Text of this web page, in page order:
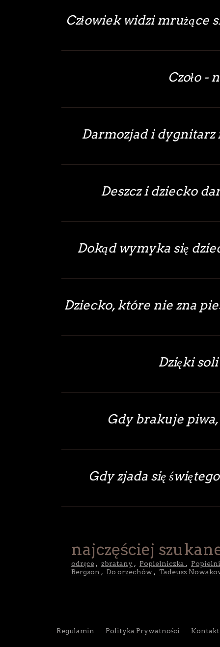
Człowiek widzi mrużące
Czoło -
Darmozjad i dygnitarz
Deszcz i dziecko
Dokąd wymyka się
Dziecko, które nie zna
Dzięki
Gdy brakuje piwa,
Gdy zjada się
najczęściej
odręce , zbratany , Popielniczka ,
Bergson , Do orzechów , Tadeusz
Regulamin Polityka Prywatności Kontakt